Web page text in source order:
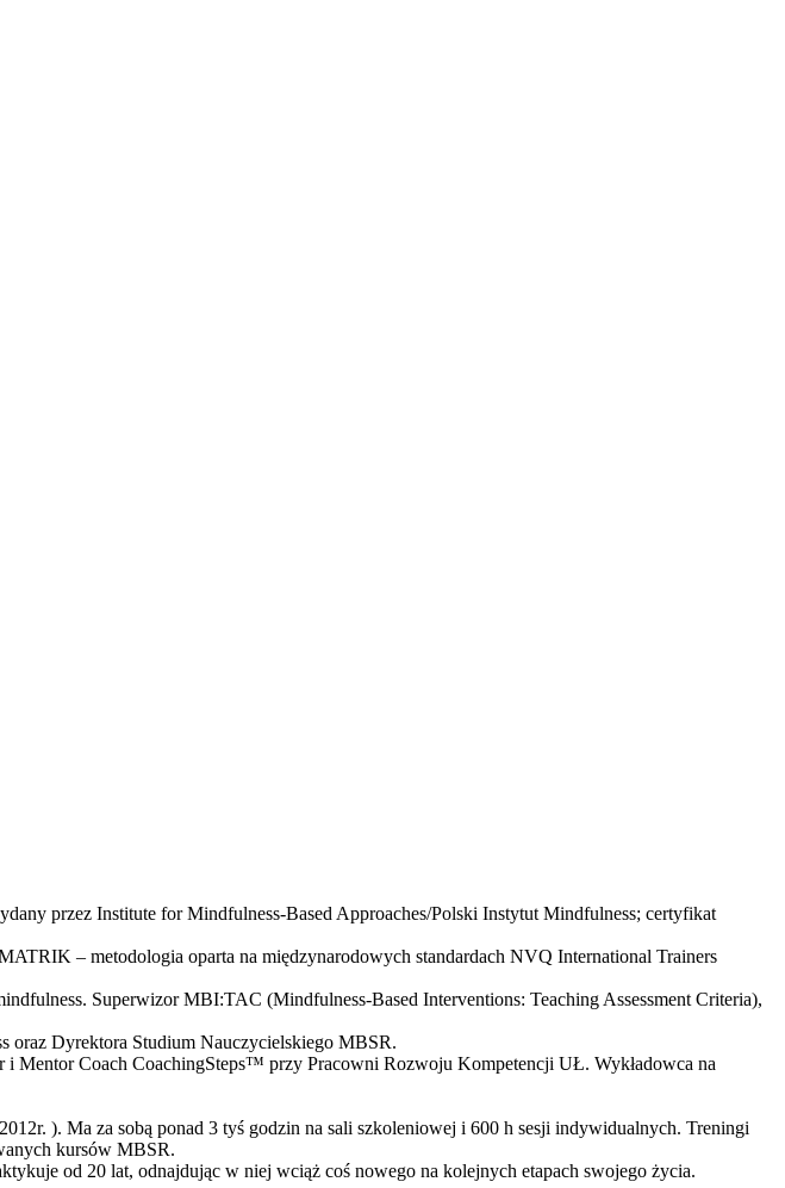
przez Institute for Mindfulness-Based Approaches/Polski Instytut Mindfulness; certyfikat
– metodologia oparta na międzynarodowych standardach NVQ International Trainers
Superwizor MBI:TAC (Mindfulness-Based Interventions: Teaching Assessment Criteria),
oraz Dyrektora Studium Nauczycielskiego MBSR.
Mentor Coach CoachingSteps™ przy Pracowni Rozwoju Kompetencji UŁ. Wykładowca na
). Ma za sobą ponad 3 tyś godzin na sali szkoleniowej i 600 h sesji indywidualnych. Treningi
kursów MBSR.
od 20 lat, odnajdując w niej wciąż coś nowego na kolejnych etapach swojego życia.